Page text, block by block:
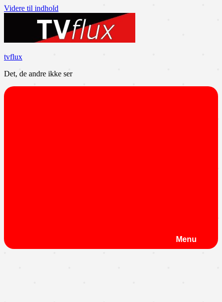
Videre til indhold
tvflux
Det, de andre ikke ser
Menu